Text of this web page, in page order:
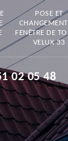
POSE ET
FENÊTRE DE
VELUX 33
02 05 48